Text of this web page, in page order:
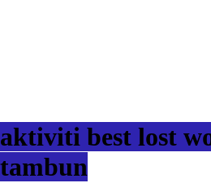
aktiviti best lost
tambun